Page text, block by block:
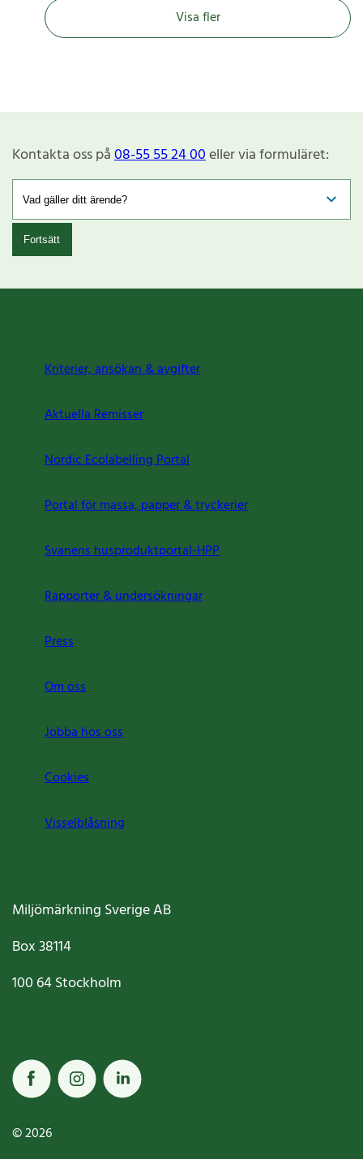
Visa fler
Kontakta oss på08-55 55 24 00eller via formuläret:
Fortsätt
Kriterier, ansökan & avgifter
Aktuella Remisser
Nordic Ecolabelling Portal
Portal för massa, papper & tryckerier
Svanens husproduktportal-HPP
Rapporter & undersökningar
Press
Om oss
Jobba hos oss
Cookies
Visselblåsning
Miljömärkning Sverige AB
Box38114
100 64Stockholm
© 2026